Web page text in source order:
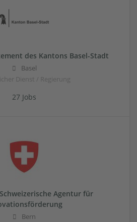
des Kantons Basel-Stadt
Basel
Dienst / Regierung
27 Jobs
Agentur für
Bern